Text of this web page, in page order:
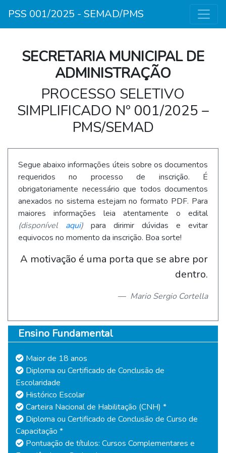
PSS 001/2025 - SEMAD/PMS
SECRETARIA MUNICIPAL DE
ADMINISTRAÇÃO
PROCESSO SELETIVO
SIMPLIFICADO Nº 001/2025 –
PMS/SEMAD
Segue abaixo informações úteis sobre os documentos
requeridos no processo de inscrição. É
obrigatoriamente necessário que todos documentos
anexados no sistema estejam no formato PDF. Para
maiores informações leia atentamente o edital
(disponível aqui) para dirimir dúvidas e evitar
equivocos no momento da inscrição. Boa sorte!
A motivação é uma porta que se abre por
dentro.
Mario Sergio Cortella
Ensino Fundamental
Maior de 18 anos
Diploma ou Certificado de Conclusão de
Escolaridade
Histórico Escolar
Carteira Nacional de Habilitação (CNH) *
Diploma ou Certificado de Conclusão de Curso de
Capacitação *
Pontuação de títulos: Cursos Complementares e